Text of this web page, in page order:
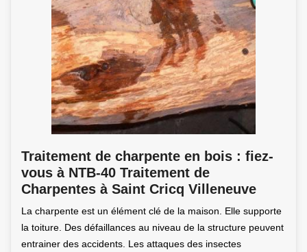
Traitement de charpente en bois : fiez-
vous à NTB-40 Traitement de
Charpentes à Saint Cricq Villeneuve
La charpente est un élément clé de la maison. Elle supporte
la toiture. Des défaillances au niveau de la structure peuvent
entrainer des accidents. Les attaques des insectes